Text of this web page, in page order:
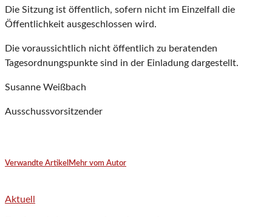
Die Sitzung ist öffentlich, sofern nicht im Einzelfall die
Öffentlichkeit ausgeschlossen wird.
Die voraussichtlich nicht öffentlich zu beratenden
Tagesordnungspunkte sind in der Einladung dargestellt.
Susanne Weißbach
Ausschussvorsitzender
Verwandte Artikel Mehr vom Autor
Aktuell